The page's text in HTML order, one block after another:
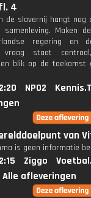
4
de slavernij hangt nog
samenleving. Maken
regering en
vraag staat
blik op de toekomst
NPO2
van
is geen informatie
Ziggo
Alle afleveringen